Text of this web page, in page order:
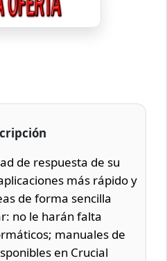
de respuesta de su
más rápido y
de forma sencilla
no le harán falta
manuales de
en Crucial